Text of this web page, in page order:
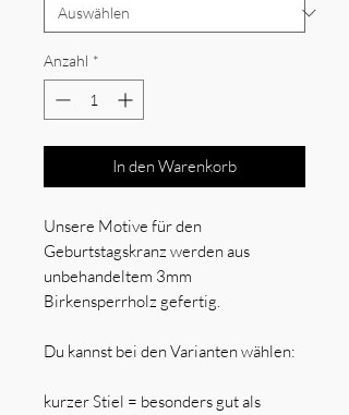
Anzahl *
In den Warenkorb
Unsere Motive für den
Geburtstagskranz werden aus
unbehandeltem 3mm
Birkensperrholz gefertig.
Du kannst bei den Varianten wählen:
kurzer Stiel = besonders gut als